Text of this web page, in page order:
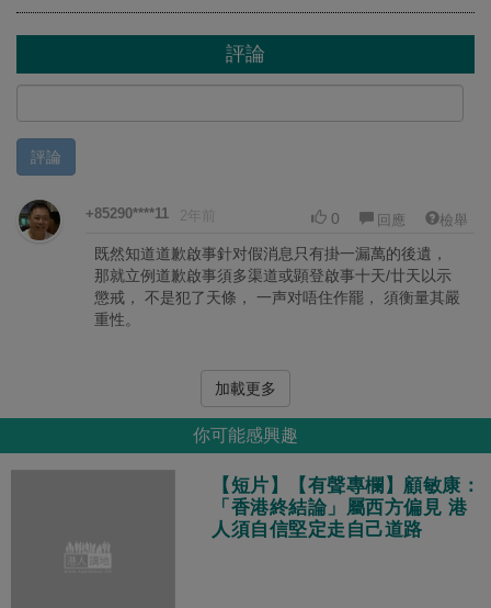
評論
評論
+85290****11 2年前 0 回應 檢舉
既然知道道歉啟事針对假消息只有掛一漏萬的後遺，
那就立例道歉啟事須多渠道或顕登啟事十天/廿天以示
懲戒， 不是犯了天條， 一声对唔住作罷， 須衡量其嚴
重性。
加載更多
你可能感興趣
【短片】【有聲專欄】顧敏康：
「香港終結論」屬西方偏見 港
人須自信堅定走自己道路